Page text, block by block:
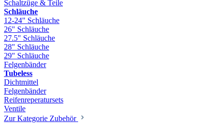
Schaltzüge & Teile
Schläuche
12-24" Schläuche
26" Schläuche
27.5" Schläuche
28" Schläuche
29" Schläuche
Felgenbänder
Tubeless
Dichtmittel
Felgenbänder
Reifenreperatursets
Ventile
Zur Kategorie Zubehör